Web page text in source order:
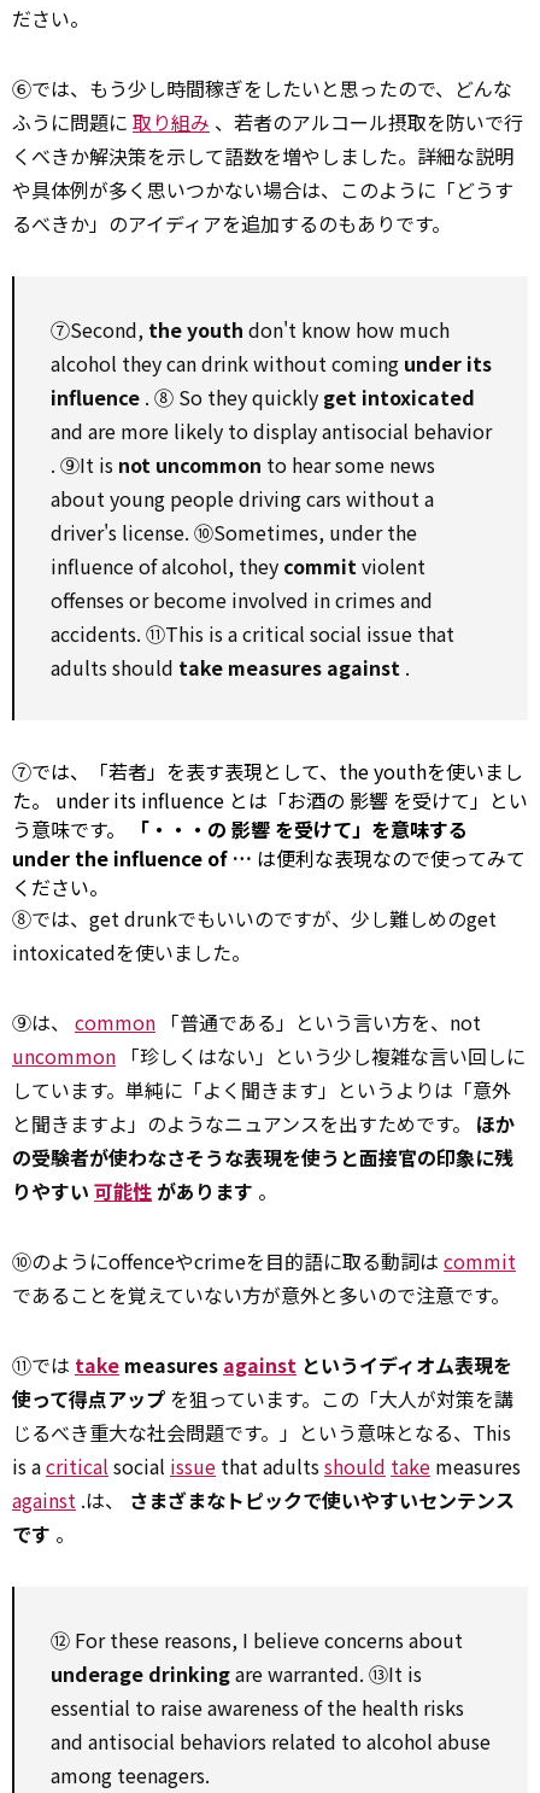
ださい。
⑥では、もう少し時間稼ぎをしたいと思ったので、どんな
ふうに問題に 取り組み 、若者のアルコール摂取を防いで行
くべきか解決策を示して語数を増やしました。詳細な説明
や具体例が多く思いつかない場合は、このように「どうす
るべきか」のアイディアを追加するのもありです。
⑦Second, the youth don't know how much
alcohol they can drink without coming under its
influence . ⑧ So they quickly get intoxicated
and are more likely todisplayantisocial behavior
. ⑨It is not uncommon to hear some news
about young people driving cars without a
driver's license. ⑩Sometimes, underthe
influenceof alcohol, they commitviolent
offenses or become involved in crimes and
accidents. ⑪This is acritical social issue that
adults should take measures against .
⑦では、「若者」を表す表現として、the youthを使いまし
た。 underits influence とは「お酒の 影響 を受けて」とい
う意味です。
「・・・の 影響 を受けて」を意味する
under the influence of … は便利な表現なので使ってみて
ください。
⑧では、get drunkでもいいのですが、少し難しめのget
intoxicatedを使いました。
⑨は、 common 「普通である」という言い方を、not
uncommon 「珍しくはない」という少し複雑な言い回しに
しています。単純に「よく聞きます」というよりは「意外
と聞きますよ」のようなニュアンスを出すためです。 ほか
の受験者が使わなさそうな表現を使うと面接官の印象に残
りやすい 可能性 があります 。
⑩のようにoffenceやcrimeを目的語に取る動詞は commit
であることを覚えていない方が意外と多いので注意です。
⑪では take measures against というイディオム表現を
使って得点アップ を狙っています。この「大人が対策を講
じるべき重大な社会問題です。」という意味となる、This
is acritical social issue that adultsshould take measures
against .は、 さまざまなトピックで使いやすいセンテンス
です 。
⑫ Forthese reasons, I believe concerns about
underage drinkingare warranted. ⑬It is
essential to raiseawareness of the health risks
and antisocial behaviors related toalcohol abuse
among teenagers.